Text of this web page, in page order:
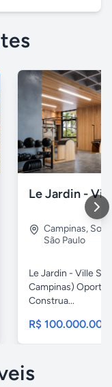
Campinas,
São Paulo
Le Jardin - Ville
Campinas)
Construa...
R$